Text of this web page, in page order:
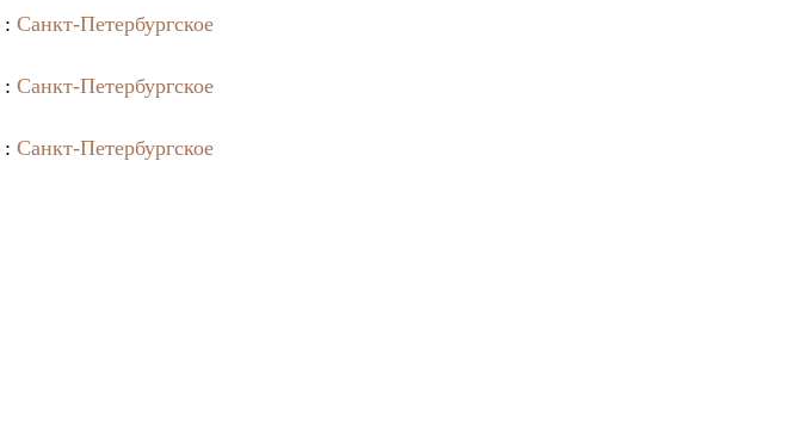
: Санкт-Петербургское
: Санкт-Петербургское
: Санкт-Петербургское